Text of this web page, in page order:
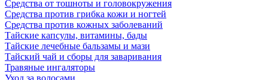
Средства от тошноты и головокружения
Средства против грибка кожи и ногтей
Средства против кожных заболеваний
Тайские капсулы, витамины, бады
Тайские лечебные бальзамы и мази
Тайский чай и сборы для заваривания
Травяные ингаляторы
Уход за волосами